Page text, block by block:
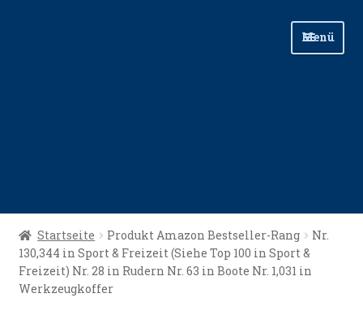
Menü
Start
Angellinks
Angelreisen
Startseite Produkt Amazon Bestseller-Rang
Nr.
130,344 in Sport & Freizeit (Siehe Top 100 in Sport &
Freizeit) Nr. 28 in Rudern Nr. 63 in Boote Nr. 1,031 in
Werkzeugkoffer